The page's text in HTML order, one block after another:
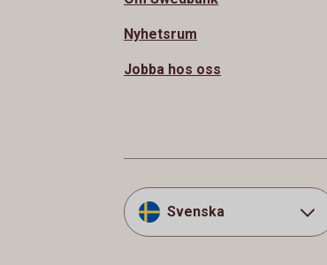
Nyhetsrum
Jobba hos oss
Svenska